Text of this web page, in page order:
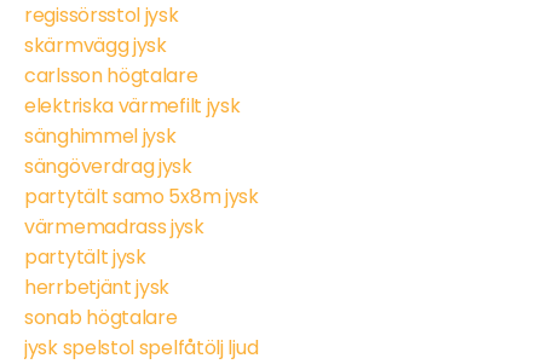
regissörsstol jysk
skärmvägg jysk
carlsson högtalare
elektriska värmefilt jysk
sänghimmel jysk
sängöverdrag jysk
partytält samo 5x8m jysk
värmemadrass jysk
partytält jysk
herrbetjänt jysk
sonab högtalare
jysk spelstol spelfåtölj ljud